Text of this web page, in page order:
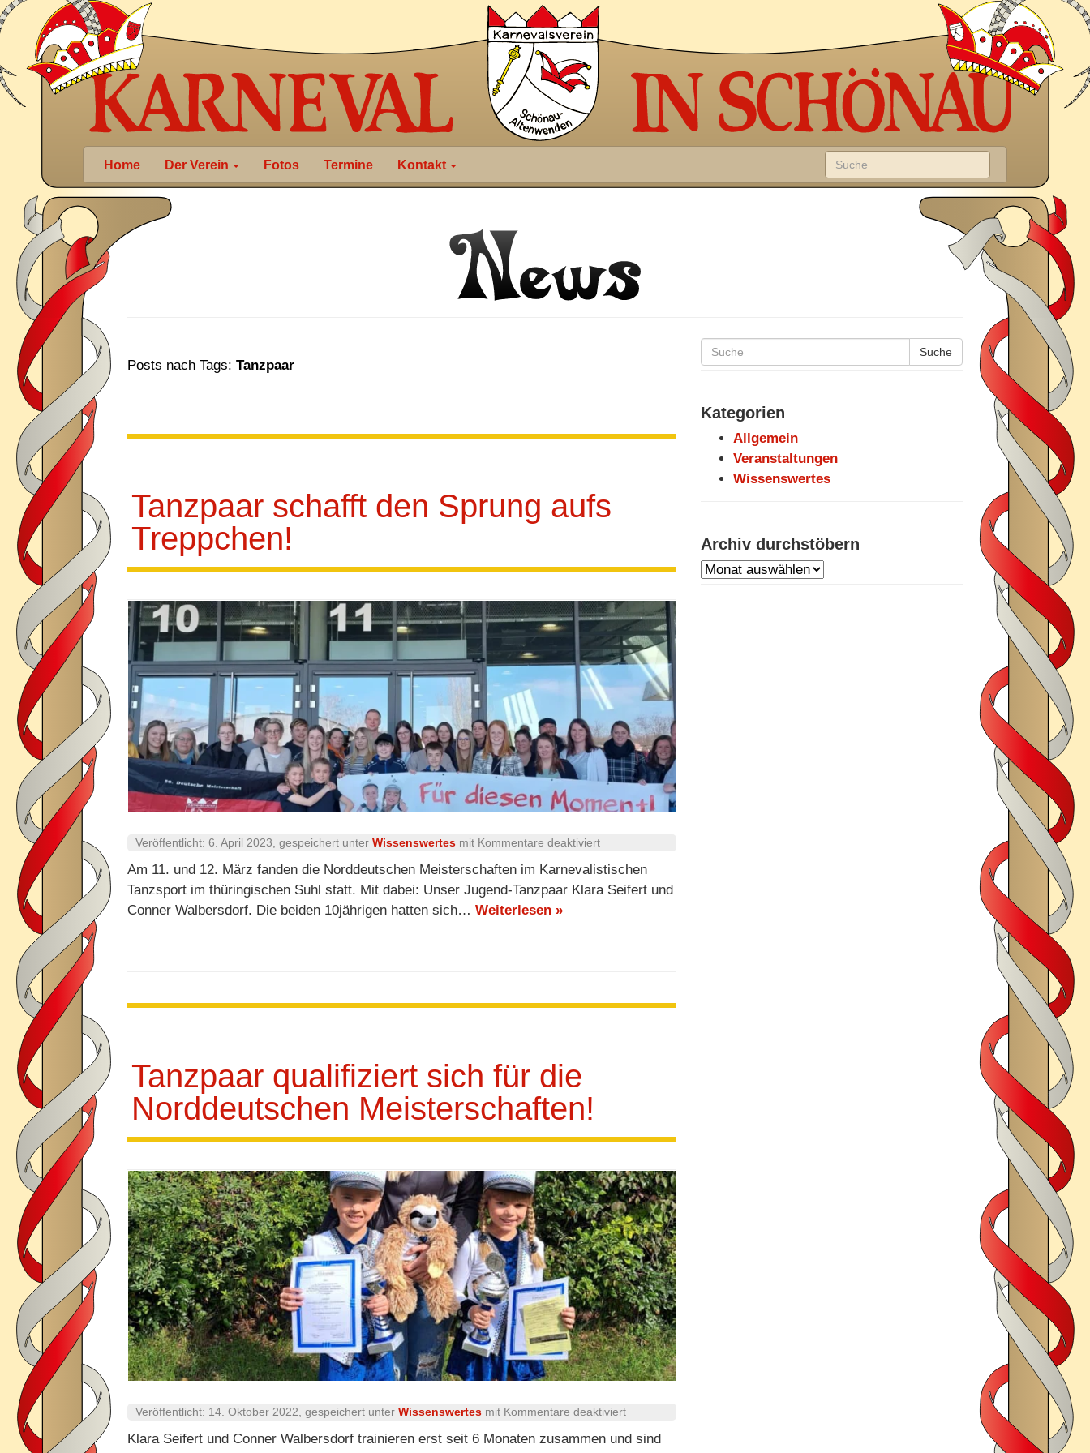
Home Der Verein Fotos Termine Kontakt
Posts nach Tags: Tanzpaar
Tanzpaar schafft den Sprung aufs
Treppchen!
Veröffentlicht: 6. April 2023 , gespeichert unter Wissenswertes mit Kommentare deaktiviertfür
schafft
den
Am 11. und 12. März fanden die Norddeutschen Meisterschaften im Karnevalistischen
Tanzsport im thüringischen Suhl statt. Mit dabei: Unser Jugend-Tanzpaar Klara Seifert und
Conner Walbersdorf. Die beiden 10jährigen hatten sich… Weiterlesen »
Tanzpaar qualifiziert sich für die
Norddeutschen Meisterschaften!
Veröffentlicht: 14. Oktober 2022 , gespeichert unter Wissenswertes mit Kommentare deaktiviertfür
qualifiziert
Klara Seifert und Conner Walbersdorf trainieren erst seit 6 Monaten zusammen und sind
Suche
Kategorien
Allgemein
Veranstaltungen
Wissenswertes
Archiv durchstöbern
Archiv